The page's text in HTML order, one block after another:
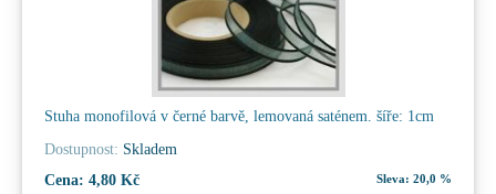
Stuha monofilová v černé barvě, lemovaná saténem. šíře: 1cm
Dostupnost: Skladem
Cena: 4,80 Kč Sleva: 20,0 %